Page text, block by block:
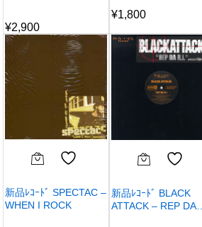
¥2,900
¥1,800
新品ﾚｺｰﾄﾞ SPECTAC –
WHEN I ROCK
新品ﾚｺｰﾄﾞ BLACK
ATTACK – REP DA…